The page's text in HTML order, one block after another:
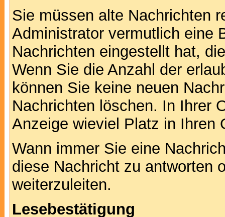
Sie müssen alte Nachrichten
Administrator vermutlich eine
Nachrichten eingestellt hat,
Wenn Sie die Anzahl der
können Sie keine neuen
Nachrichten löschen. In Ihrer
Anzeige wieviel Platz in Ihren
Wann immer Sie eine
diese Nachricht zu antworten
weiterzuleiten.
Lesebestätigung